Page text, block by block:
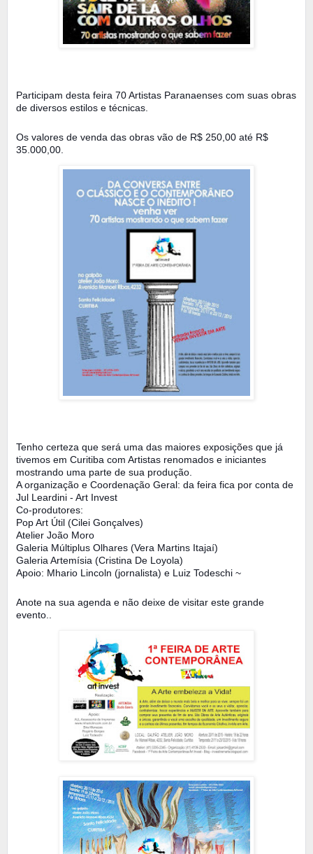
Participam desta feira 70 Artistas Paranaenses com suas obras
de diversos estilos e técnicas.
Os valores de venda das obras vão de R$ 250,00 até R$
35.000,00.
Tenho certeza que será uma das maiores exposições que já
tivemos em Curitiba com Artistas renomados e iniciantes
mostrando uma parte de sua produção.
A organização e Coordenação Geral: da feira fica por conta de
Jul Leardini - Art Invest
Co-produtores:
Pop Art Útil (Cilei Gonçalves)
Atelier João Moro
Galeria Múltiplus Olhares (Vera Martins Itajaí)
Galeria Artemísia (Cristina De Loyola)
Apoio: Mhario Lincoln (jornalista) e Luiz Todeschi ~
Anote na sua agenda e não deixe de visitar este grande
evento..